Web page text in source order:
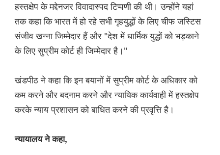
हस्तक्षेप के मद्देनजर विवादास्पद टिप्पणी की थी। उन्होंने यहां
तक ​​कहा कि भारत में हो रहे सभी गृहयुद्धों के लिए चीफ जस्टिस
संजीव खन्ना जिम्मेदार हैं और "देश में धार्मिक युद्धों को भड़काने
के लिए सुप्रीम कोर्ट ही जिम्मेदार है।"
खंडपीठ ने कहा कि इन बयानों में सुप्रीम कोर्ट के अधिकार को
कम करने और बदनाम करने और न्यायिक कार्यवाही में हस्तक्षेप
करके न्याय प्रशासन को बाधित करने की प्रवृत्ति है।
न्यायालय ने कहा,